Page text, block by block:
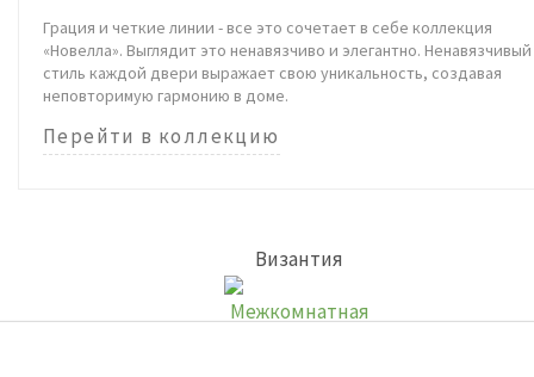
Византия
Грация и четкие линии - все это сочетает в себе коллекция
«Новелла». Выглядит это ненавязчиво и элегантно. Ненавязчивый
стиль каждой двери выражает свою уникальность, создавая
неповторимую гармонию в доме.
Перейти в коллекцию